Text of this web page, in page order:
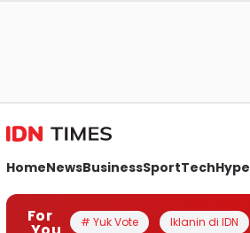
HomeNewsBusinessSportTechHype
For # Yuk Vote Iklanin di IDN